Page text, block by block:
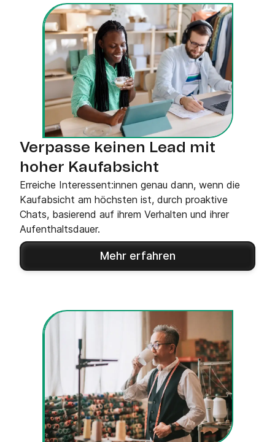
Verpasse keinen Lead mit
hoher Kaufabsicht
Erreiche Interessent:innen genau dann, wenn die
Kaufabsicht am höchsten ist, durch proaktive
Chats, basierend auf ihrem Verhalten und ihrer
Aufenthaltsdauer.
Mehr erfahren